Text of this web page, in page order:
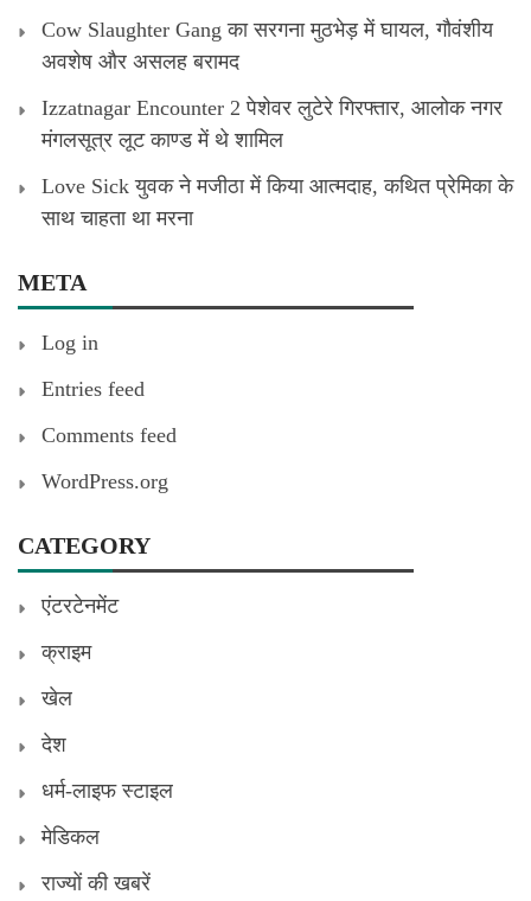
Cow Slaughter Gang का सरगना मुठभेड़ में घायल, गौवंशीय
अवशेष और असलह बरामद
Izzatnagar Encounter 2 पेशेवर लुटेरे गिरफ्तार, आलोक नगर
मंगलसूत्र लूट काण्‍ड में थे शामिल
Love Sick युवक ने मजीठा में किया आत्मदाह, कथित प्रेमिका के
साथ चाहता था मरना
META
Log in
Entries feed
Comments feed
WordPress.org
CATEGORY
एंटरटेनमेंट
क्राइम
खेल
देश
धर्म-लाइफ स्टाइल
मेडिकल
राज्यों की खबरें